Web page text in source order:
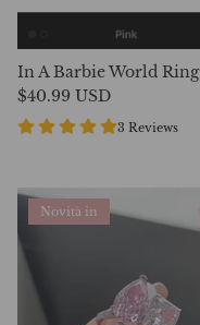
In A Barbie World Ring
$40.99 USD
3 Reviews
Novità in